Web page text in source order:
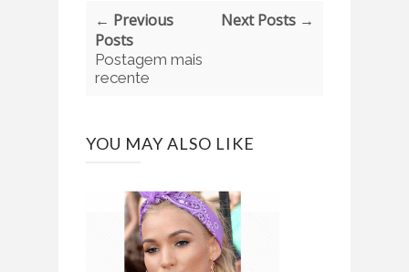
← Previous
Posts
Postagem mais
recente
Next Posts →
YOU MAY ALSO LIKE